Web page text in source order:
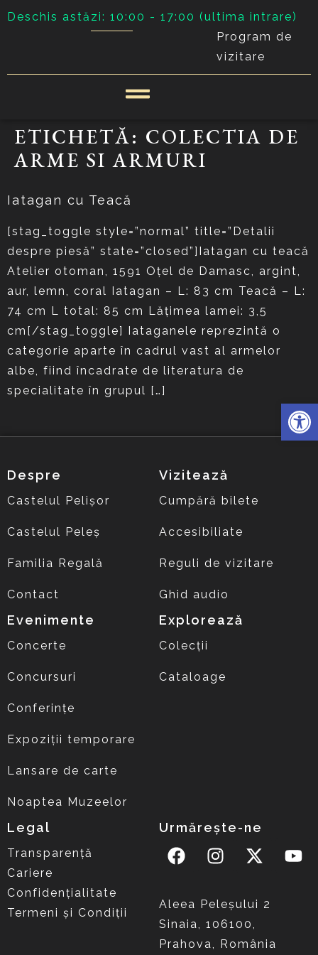
Deschis astăzi: 10:00 - 17:00 (ultima intrare)
Program de
vizitare
ETICHETĂ: COLECTIA DE
ARME SI ARMURI
Iatagan cu Teacă
[stag_toggle style=”normal” title=”Detalii
despre piesă” state=”closed”]Iatagan cu teacă
Atelier otoman, 1591 Oțel de Damasc, argint,
aur, lemn, coral Iatagan – L: 83 cm Teacă – L:
74 cm L total: 85 cm Lățimea lamei: 3,5
cm[/stag_toggle] Iataganele reprezintă o
categorie aparte în cadrul vast al armelor
albe, fiind încadrate de literatura de
specialitate în grupul […]
Despre
Castelul Pelișor
Castelul Peleș
Familia Regală
Contact
Vizitează
Cumpără bilete
Accesibiliate
Reguli de vizitare
Ghid audio
Evenimente
Concerte
Concursuri
Conferințe
Expoziții temporare
Lansare de carte
Noaptea Muzeelor
Explorează
Colecții
Cataloage
Legal
Transparență
Cariere
Confidențialitate
Termeni și Condiții
Urmărește-ne
Aleea Peleşului 2
Sinaia, 106100,
Prahova, România